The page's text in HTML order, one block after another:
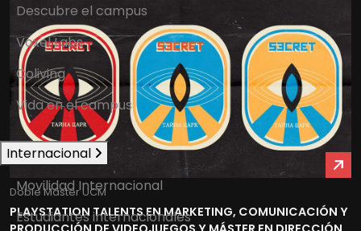
Descubre el campus
Voxel Labs
Coliving
Vida en el campus
Internacional
Movilidad Internacional
Estudiantes internacionales
Doble Máster UCM
PLAYSTATION TALENTS EN MARKETING, COMUNICACIÓN Y